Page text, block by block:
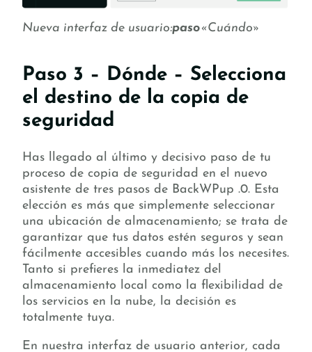
Nueva interfaz de usuario:paso«Cuándo»
Paso 3 – Dónde – Selecciona
el destino de la copia de
seguridad
Has llegado al último y decisivo paso de tu
proceso de copia de seguridad en el nuevo
asistente de tres pasos de BackWPup .0. Esta
elección es más que simplemente seleccionar
una ubicación de almacenamiento; se trata de
garantizar que tus datos estén seguros y sean
fácilmente accesibles cuando más los necesites.
Tanto si prefieres la inmediatez del
almacenamiento local como la flexibilidad de
los servicios en la nube, la decisión es
totalmente tuya.
En nuestra interfaz de usuario anterior, cada